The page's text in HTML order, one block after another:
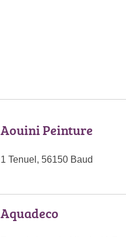
Aouini Peinture
1 Tenuel, 56150 Baud
Aquadeco